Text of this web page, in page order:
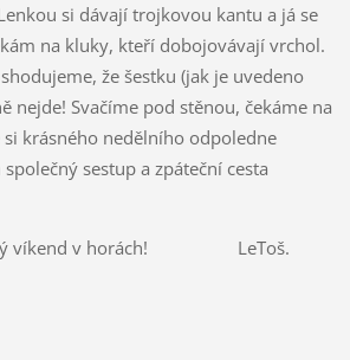
si dávají trojkovou kantu a já se
na kluky, kteří dobojovávají vrchol.
že šestku (jak je uvedeno
nejde! Svačíme pod stěnou, čekáme na
krásného nedělního odpoledne
sestup a zpáteční cesta
víkend v horách! LeToš.